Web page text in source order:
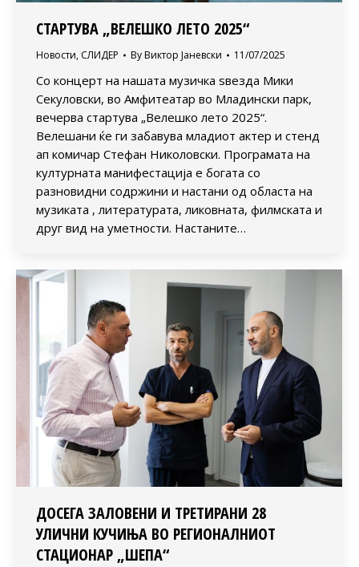
СТАРТУВА „ВЕЛЕШКО ЛЕТО 2025“
Новости, СЛИДЕР By Виктор Јаневски 11/07/2025
Со концерт на нашата музичка ѕвезда Мики
Секуловски, во Амфитеатар во Младински парк,
вечерва стартува „Велешко лето 2025“.
Велешани ќе ги забавува младиот актер и стенд
ап комичар Стефан Николовски. Програмата на
културната манифестација е богата со
разновидни содржини и настани од областа на
музиката , литературата, ликовната, филмската и
друг вид на уметности. Настаните…
ДОСЕГА ЗАЛОВЕНИ И ТРЕТИРАНИ 28
УЛИЧНИ КУЧИЊА ВО РЕГИОНАЛНИОТ
СТАЦИОНАР „ШЕПА“